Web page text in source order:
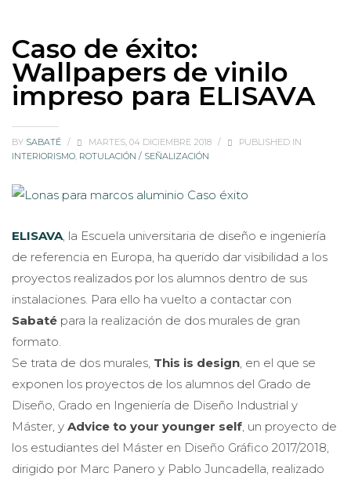
Caso de éxito:
Wallpapers de vinilo
impreso para ELISAVA
BY SABATÉ / MARTES, 04 DICIEMBRE 2018 /
PUBLISHED IN
INTERIORISMO, ROTULACIÓN / SEÑALIZACIÓN
ELISAVA , la Escuela universitaria de diseño e ingeniería
de referencia en Europa, ha querido dar visibilidad a los
proyectos realizados por los alumnos dentro de sus
instalaciones. Para ello ha vuelto a contactar con
Sabaté para la realización de dos murales de gran
formato.
Se trata de dos murales, This is design , en el que se
exponen los proyectos de los alumnos del Grado de
Diseño, Grado en Ingeniería de Diseño Industrial y
Máster, y Advice to your younger self , un proyecto de
los estudiantes del Máster en Diseño Gráfico 2017/2018,
dirigido por Marc Panero y Pablo Juncadella, realizado